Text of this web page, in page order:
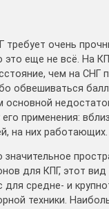
требует очень
это еще не всё. На
чем на СНГ
обвешиваться
основной
применения:
на них работающих.
для КПГ, этот вид
для средне- и
техники.